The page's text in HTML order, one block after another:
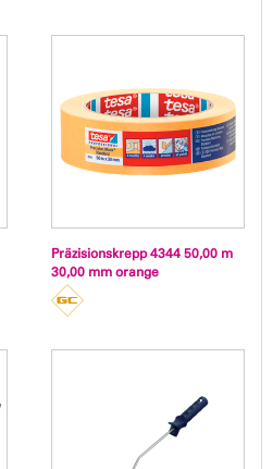
Präzisionskrepp 4344 50,00 m
30,00 mm orange